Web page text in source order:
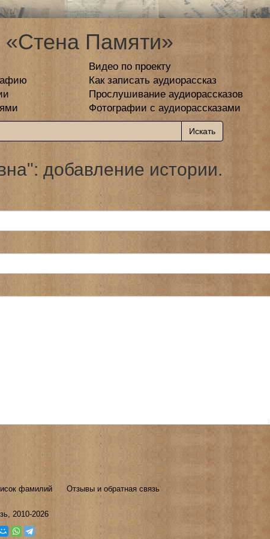
«Стена Памяти»
Видео по проекту
Как записать аудиорассказ
Прослушивание аудиорассказов
Фотографии с аудиорассказами
добавление истории.
фамилий Отзывы и обратная связь
, 2010-2026